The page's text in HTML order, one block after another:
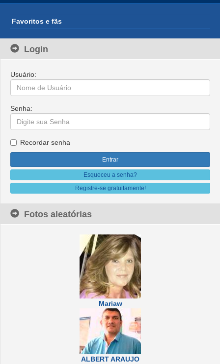
Favoritos e fãs
Login
Usuário:
Senha:
Recordar senha
Esqueceu a senha?
Registre-se gratuitamente!
Fotos aleatórias
Mariaw
ALBERT ARAUJO